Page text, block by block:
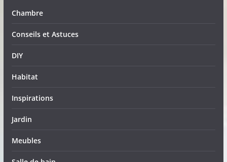
Chambre
Conseils et Astuces
DIY
Habitat
Inspirations
Jardin
Meubles